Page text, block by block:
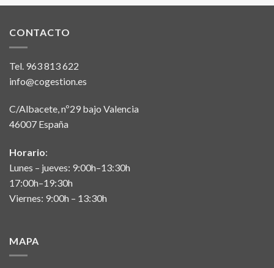
CONTACTO
Tel. 963 813 622
info@cogestion.es
C/Albacete, nº29 bajo Valencia
46007 España
Horario:
Lunes – jueves: 9:00h–13:30h
17:00h–19:30h
Viernes: 9:00h – 13:30h
MAPA